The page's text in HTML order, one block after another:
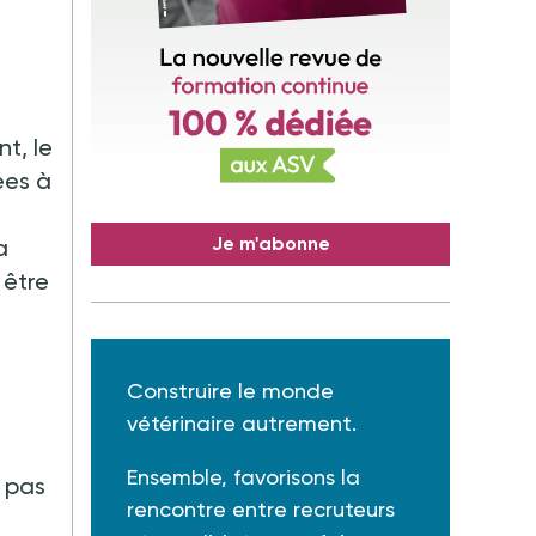
le
à
Je m'abonne
Construire le monde
vétérinaire autrement.
Ensemble, favorisons la
rencontre entre recruteurs